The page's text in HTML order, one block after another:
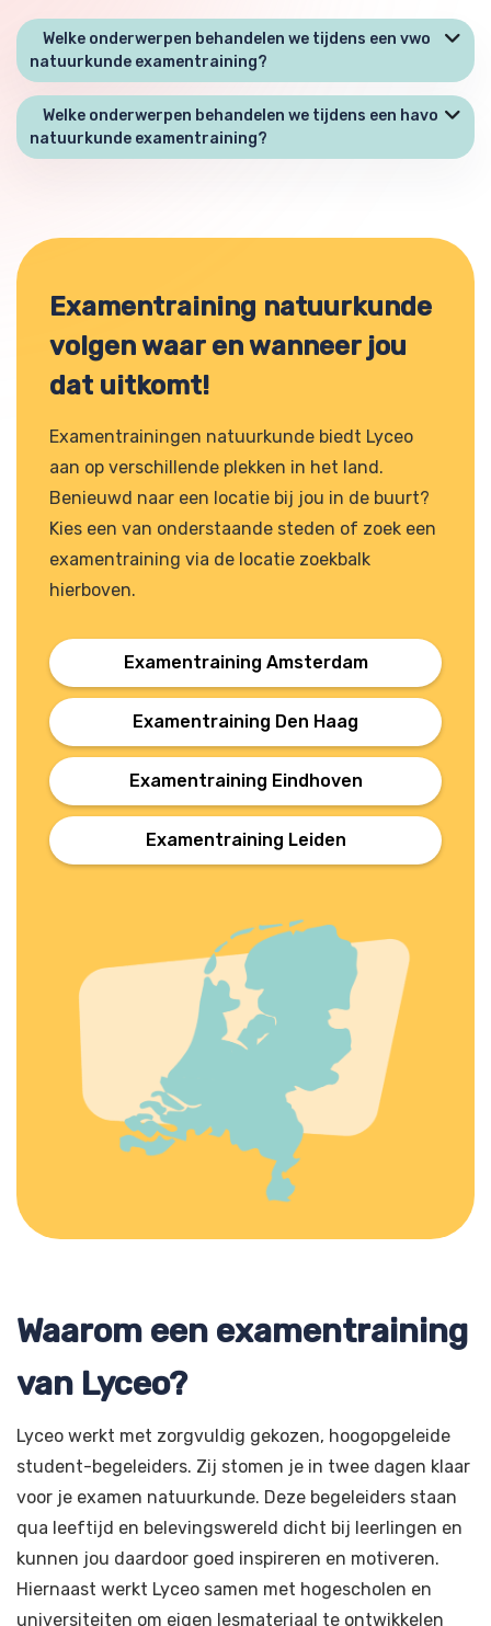
Welke onderwerpen behandelen we tijdens een vwo
natuurkunde examentraining?
Welke onderwerpen behandelen we tijdens een havo
natuurkunde examentraining?
Examentraining natuurkunde
volgen waar en wanneer jou
dat uitkomt!
Examentrainingen natuurkunde biedt Lyceo
aan op verschillende plekken in het land.
Benieuwd naar een locatie bij jou in de buurt?
Kies een van onderstaande steden of zoek een
examentraining via de locatie zoekbalk
hierboven.
Examentraining Amsterdam
Examentraining Den Haag
Examentraining Eindhoven
Examentraining Leiden
Waarom een examentraining
van Lyceo?
Lyceo werkt met zorgvuldig gekozen, hoogopgeleide
student-begeleiders. Zij stomen je in twee dagen klaar
voor je examen natuurkunde. Deze begeleiders staan
qua leeftijd en belevingswereld dicht bij leerlingen en
kunnen jou daardoor goed inspireren en motiveren.
Hiernaast werkt Lyceo samen met hogescholen en
universiteiten om eigen lesmateriaal te ontwikkelen